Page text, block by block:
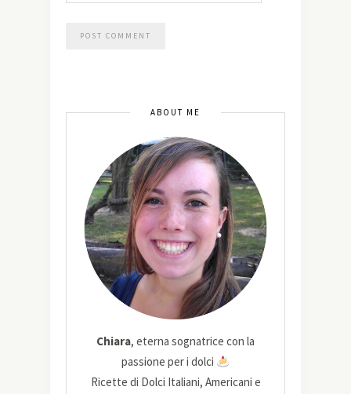
ABOUT ME
Chiara, eterna sognatrice con la
passione per i dolci
Ricette di Dolci Italiani, Americani e